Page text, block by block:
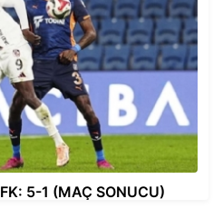
5-1 (MAÇ SONUCU)